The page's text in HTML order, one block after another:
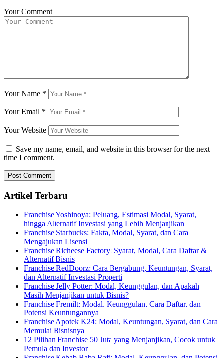
Your Comment
Your Name *
Your Email *
Your Website
Save my name, email, and website in this browser for the next
time I comment.
Artikel Terbaru
Franchise Yoshinoya: Peluang, Estimasi Modal, Syarat,
hingga Alternatif Investasi yang Lebih Menjanjikan
Franchise Starbucks: Fakta, Modal, Syarat, dan Cara
Mengajukan Lisensi
Franchise Richeese Factory: Syarat, Modal, Cara Daftar &
Alternatif Bisnis
Franchise RedDoorz: Cara Bergabung, Keuntungan, Syarat,
dan Alternatif Investasi Properti
Franchise Jelly Potter: Modal, Keunggulan, dan Apakah
Masih Menjanjikan untuk Bisnis?
Franchise Fremilt: Modal, Keunggulan, Cara Daftar, dan
Potensi Keuntungannya
Franchise Apotek K24: Modal, Keuntungan, Syarat, dan Cara
Memulai Bisnisnya
12 Pilihan Franchise 50 Juta yang Menjanjikan, Cocok untuk
Pemula dan Investor